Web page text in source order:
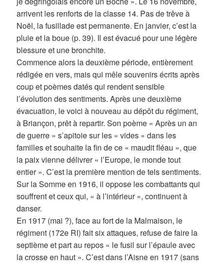
arrivent les renforts de la classe 14. Pas de trêve à
Noël, la fusillade est permanente. En janvier, c’est la
pluie et la boue (p. 39). Il est évacué pour une légère
blessure et une bronchite.
Commence alors la deuxième période, entièrement
rédigée en vers, mais qui mêle souvenirs écrits après
coup et poèmes datés qui rendent sensible
l’évolution des sentiments. Après une deuxième
évacuation, le voici à nouveau au dépôt du régiment,
à Briançon, prêt à repartir. Son poème « Après un an
de guerre » s’apitoie sur les « vides » dans les
familles et souhaite la fin de ce « maudit fléau », que
la paix vienne délivrer « l’Europe, le monde tout
entier ». C’est la première mention de tels sentiments.
Sur la Somme en 1916, il oppose les combattants qui
souffrent et ceux qui, « à l’intérieur », continuent à
danser.
En 1917 (mai ?), face au fort de la Malmaison, le
régiment (172e RI) fait six attaques, refuse de faire la
septième et part au repos « le fusil sur l’épaule avec
la crosse en haut ». C’est dans l’Aisne en 1917 (sans